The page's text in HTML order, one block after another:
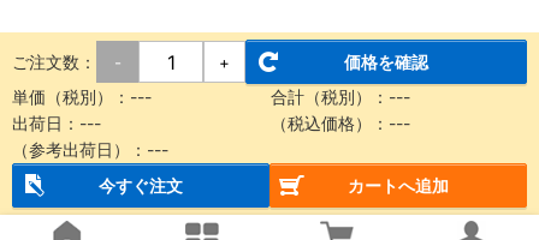
ご注文数： - +
価格を確認
単価（税別）： --- 合計（税別）： ---
出荷日： --- （税込価格）： ---
（参考出荷日）： ---
今すぐ注文
カートへ追加